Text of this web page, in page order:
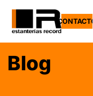
CONTACTO
Blog